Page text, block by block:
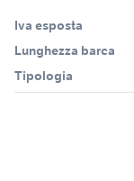
Iva esposta
Lunghezza barca
Tipologia